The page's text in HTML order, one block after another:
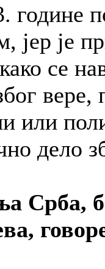
године
јер је
се
вере,
или
дело
Срба,